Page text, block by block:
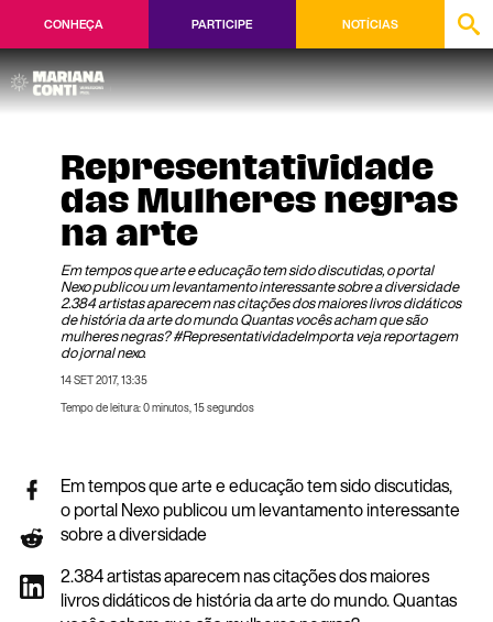
CONHEÇA PARTICIPE NOTÍCIAS
Representatividade
das Mulheres negras
na arte
Em tempos que arte e educação tem sido discutidas, o portal
Nexo publicou um levantamento interessante sobre a diversidade
2.384 artistas aparecem nas citações dos maiores livros didáticos
de história da arte do mundo. Quantas vocês acham que são
mulheres negras? #RepresentatividadeImporta veja reportagem
do jornal nexo.
14 SET 2017, 13:35
Tempo de leitura: 0 minutos, 15 segundos
Em tempos que arte e educação tem sido discutidas,
o portal Nexo publicou um levantamento interessante
sobre a diversidade
2.384 artistas aparecem nas citações dos maiores
livros didáticos de história da arte do mundo. Quantas